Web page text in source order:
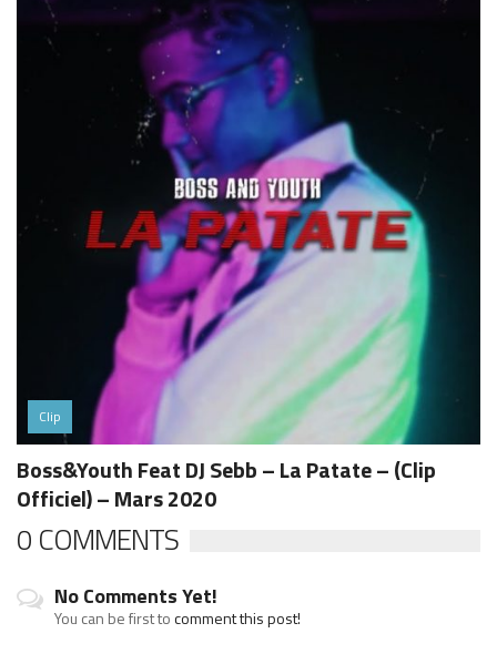
Clip
Boss&Youth Feat DJ Sebb – La Patate – (Clip
Officiel) – Mars 2020
0 COMMENTS
No Comments Yet!
You can be first tocomment this post!